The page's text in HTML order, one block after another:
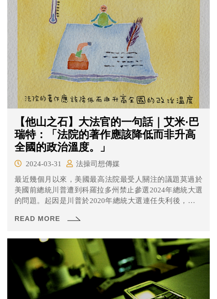
【他山之石】大法官的一句話｜艾米·巴
瑞特：「法院的著作應該降低而非升高
全國的政治溫度。」
2024-03-31
法操司想傳媒
最近幾個月以來，美國最高法院最受人關注的議題莫過於
美國前總統川普遭到科羅拉多州禁止參選2024年總統大選
的問題。起因是川普於2020年總統大選連任失利後，支持
日發動「拯救美國」集會，主張投票過程受到控制。最後
警力才在數個小時後平息。
READ MORE